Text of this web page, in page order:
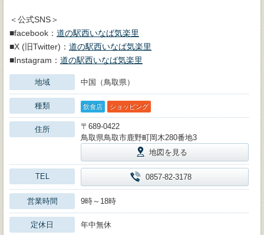
＜公式SNS＞
■facebook： 道の駅西いなば気楽里
■X (旧Twitter)： 道の駅西いなば気楽里
■Instagram： 道の駅西いなば気楽里
地域 中国（鳥取県）
種類 飲食店 ショッピング
住所
〒689-0422
鳥取県鳥取市鹿野町岡木280番地3
地図を見る
TEL 0857-82-3178
営業時間 9時～18時
定休日 年中無休